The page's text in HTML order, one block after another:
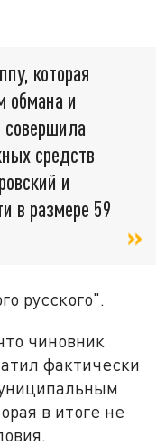
которая
обмана и
совершила
средств
и
в размере 59
русского".
чиновник
фактически
в итоге не